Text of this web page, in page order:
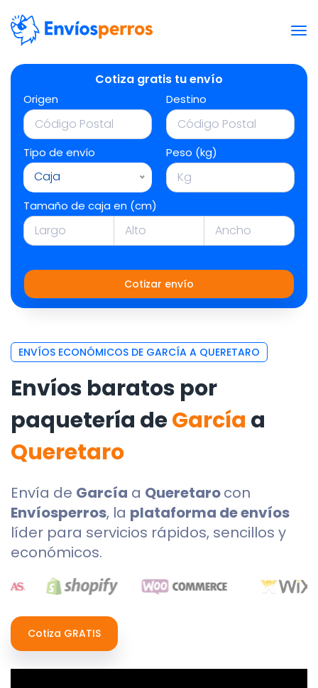
Cotiza gratis tu envío
Origen Destino
Tipo de envío
Caja
Peso (kg)
Tamaño de caja en (cm)
Cotizar envío
ENVÍOS ECONÓMICOS DE GARCÍA A QUERETARO
Envíos baratos por
paquetería deGarcía a
Queretaro
Envía de García a Queretarocon
Envíosperros, la plataforma de envíos
líder para servicios rápidos, sencillos y
económicos.
Cotiza GRATIS